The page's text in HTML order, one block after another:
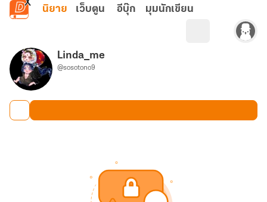
ข้ามไปยังเนื้อหาหลัก
นิยาย เว็บตูน อีบุ๊ก มุมนักเขียน
Linda_me
@sosotono9